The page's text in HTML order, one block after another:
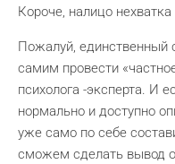
Короче, налицо
Пожалуй, единственный
самим провести
психолога -эксперта. И
нормально и доступно
уже само по себе
сможем сделать вывод